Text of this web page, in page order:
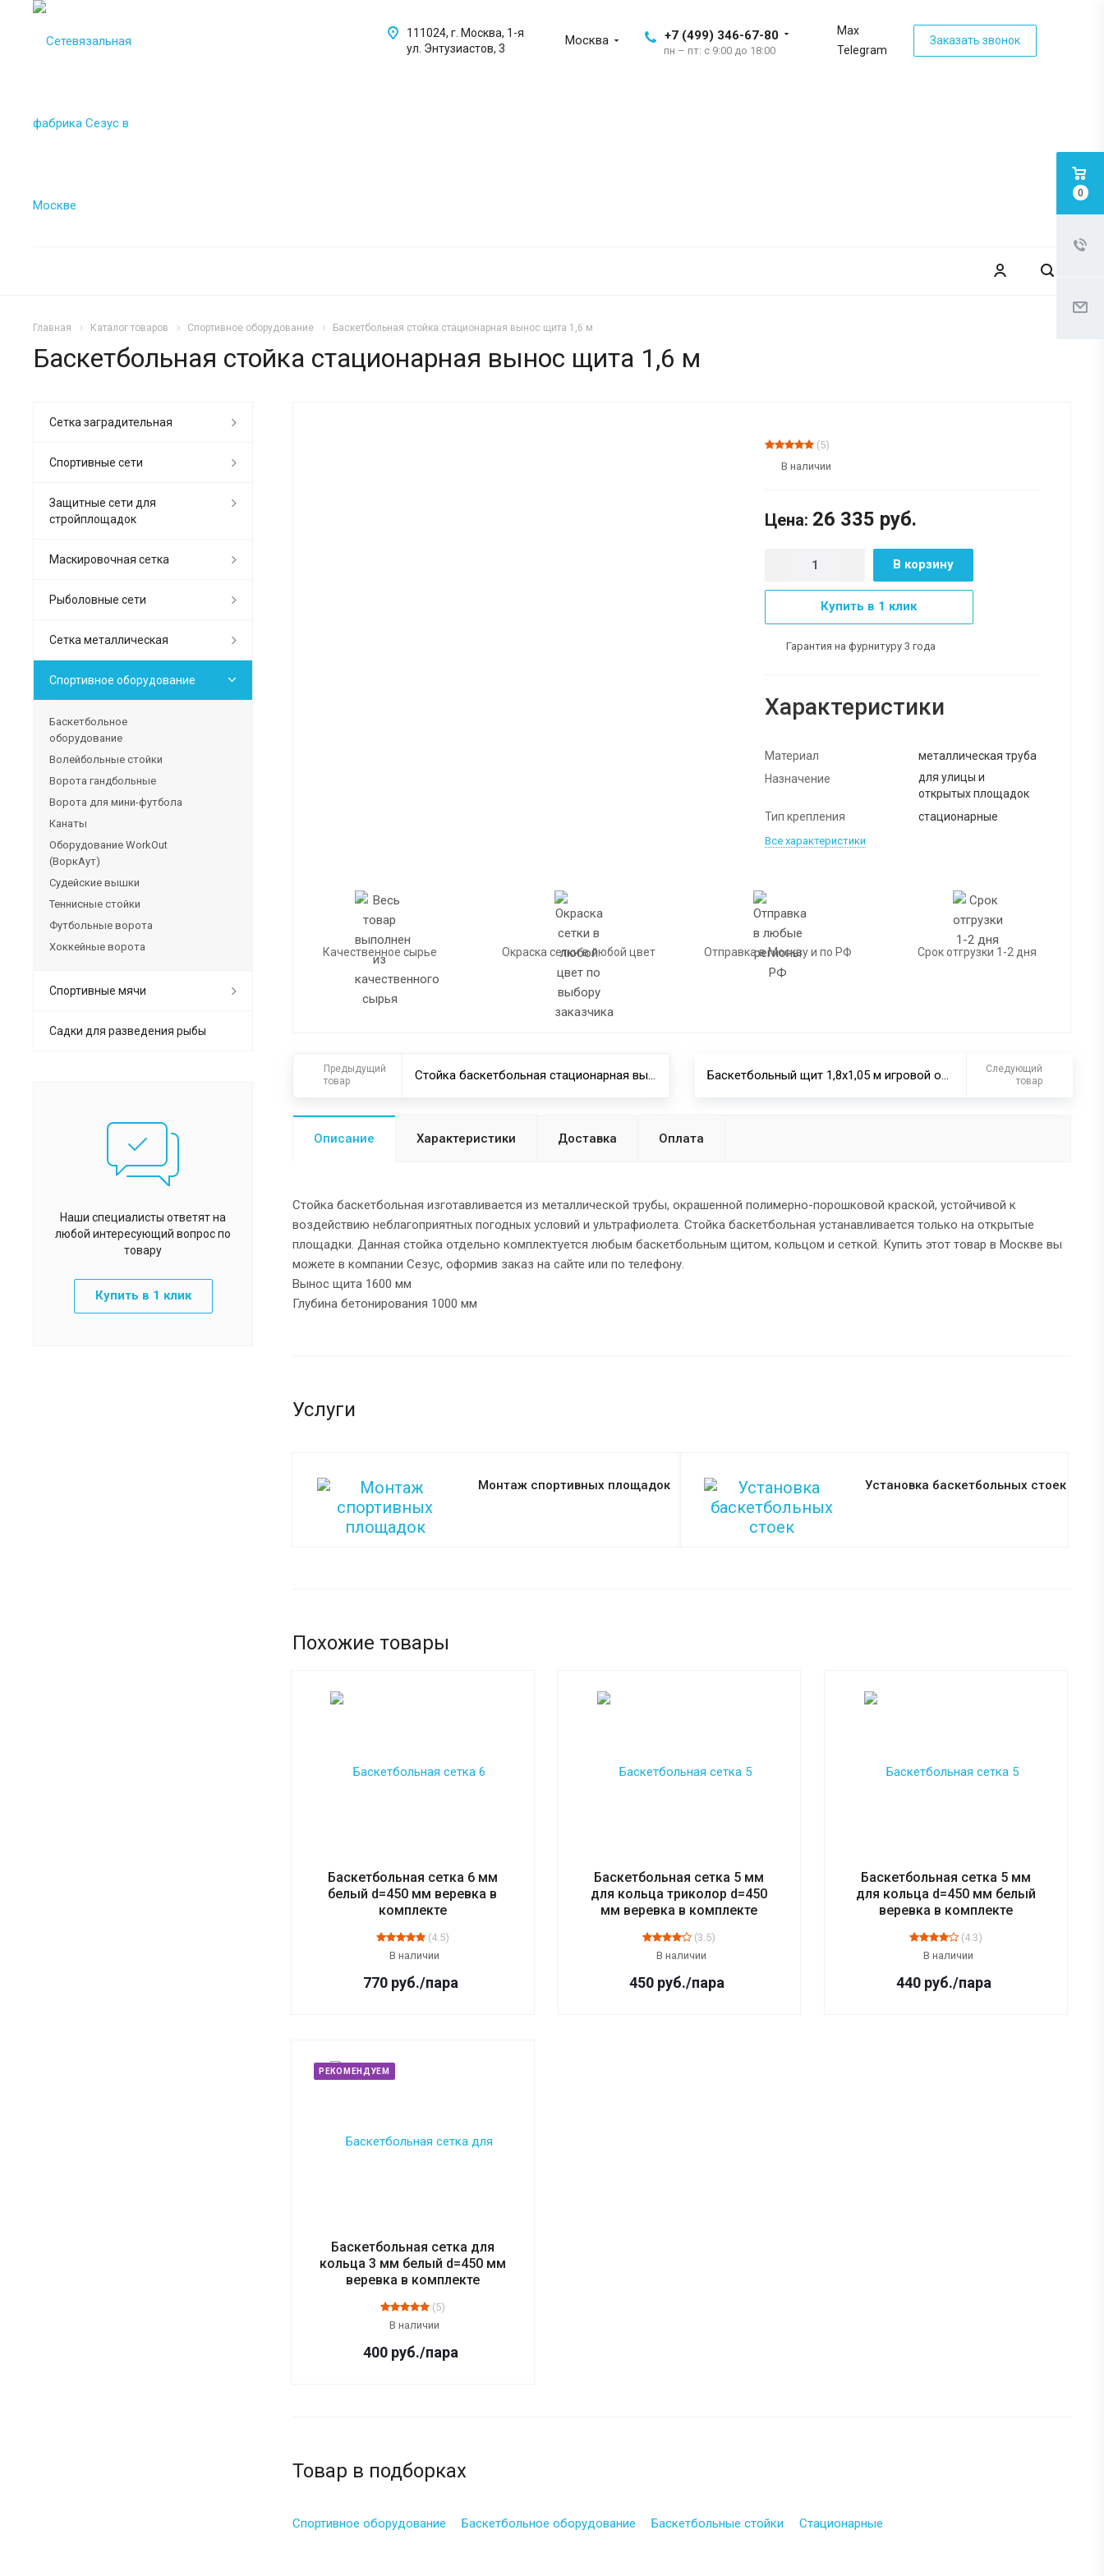
Москва +7 (499) 346-67-80
пн – пт: с 9:00 до 18:00
Max
Telegram
Заказать звонок
111024, г. Москва, 1-я
ул. Энтузиастов, 3
Главная Каталог товаров Спортивное оборудование Баскетбольная стойка стационарная вынос щита 1,6 м
Баскетбольная стойка стационарная вынос щита 1,6 м
(5)
В наличии
Цена: 26 335 руб.
В корзину
Купить в 1 клик
Гарантия на фурнитуру 3 года
Характеристики
Материал
металлическая труба
Назначение
для улицы и
открытых площадок
Тип крепления
стационарные
Все характеристики
Качественное сырье Окраска сетки в любой цвет Отправка в Москву и по РФ Срок отгрузки 1-2 дня
Предыдущий
товар
Стойка баскетбольная стационарная вынос щита 2,25 м Баскетбольный щит 1,8х1,05 м игровой оргстекло 10 мм
Следующий
товар
Описание Характеристики Доставка Оплата
Стойка баскетбольная изготавливается из металлической трубы, окрашенной полимерно-порошковой краской, устойчивой к
воздействию неблагоприятных погодных условий и ультрафиолета. Стойка баскетбольная устанавливается только на открытые
площадки. Данная стойка отдельно комплектуется любым баскетбольным щитом, кольцом и сеткой. Купить этот товар в Москве вы
можете в компании Сезус, оформив заказ на сайте или по телефону.
Вынос щита 1600 мм
Глубина бетонирования 1000 мм
Услуги
Монтаж спортивных площадок Установка баскетбольных стоек
Похожие товары
Баскетбольная сетка 6 мм
белый d=450 мм веревка в
комплекте
(4.5)
В наличии
770 руб./пара
Баскетбольная сетка 5 мм
для кольца триколор d=450
мм веревка в комплекте
(3.5)
В наличии
450 руб./пара
Баскетбольная сетка 5 мм
для кольца d=450 мм белый
веревка в комплекте
(4.3)
В наличии
440 руб./пара
РЕКОМЕНДУЕМ
Баскетбольная сетка для
кольца 3 мм белый d=450 мм
веревка в комплекте
(5)
В наличии
400 руб./пара
Товар в подборках
Спортивное оборудование Баскетбольное оборудование Баскетбольные стойки Стационарные
Сетка заградительная
Спортивные сети
Защитные сети для
стройплощадок
Маскировочная сетка
Рыболовные сети
Сетка металлическая
Спортивное оборудование
Баскетбольное
оборудование
Волейбольные стойки
Ворота гандбольные
Ворота для мини-футбола
Канаты
Оборудование WorkOut
(ВоркАут)
Судейские вышки
Теннисные стойки
Футбольные ворота
Хоккейные ворота
Спортивные мячи
Садки для разведения рыбы
Наши специалисты ответят на
любой интересующий вопрос по
товару
Купить в 1 клик
0